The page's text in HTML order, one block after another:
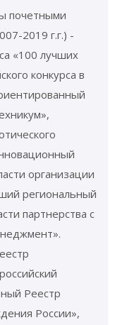
почетными
2019 г.г.) -
«100 лучших
конкурса в
организации
региональный
партнерства с
Реестр
России»,